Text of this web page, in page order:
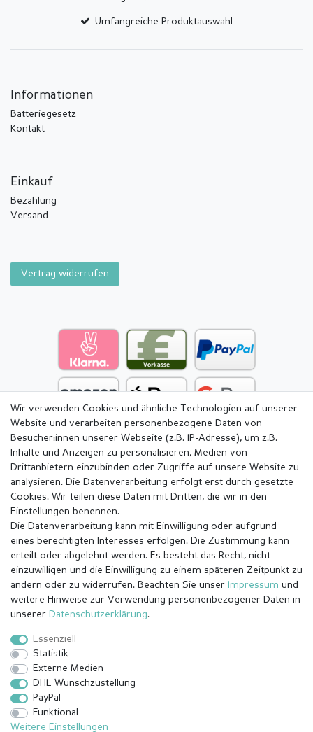
Umfangreiche Produktauswahl
Informationen
Batteriegesetz
Kontakt
Einkauf
Bezahlung
Versand
Vertrag widerrufen
Impressum Daten­schutz­erklärung
Barrierefreiheitserklärung
Wir verwenden Cookies und ähnliche Technologien auf unserer
Website und verarbeiten personenbezogene Daten von
Besucher:innen unserer Webseite (z.B. IP-Adresse), um z.B.
Inhalte und Anzeigen zu personalisieren, Medien von
Drittanbietern einzubinden oder Zugriffe auf unsere Website zu
analysieren. Die Datenverarbeitung erfolgt erst durch gesetzte
Cookies. Wir teilen diese Daten mit Dritten, die wir in den
Einstellungen benennen.
Die Datenverarbeitung kann mit Einwilligung oder aufgrund
eines berechtigten Interesses erfolgen. Die Zustimmung kann
erteilt oder abgelehnt werden. Es besteht das Recht, nicht
einzuwilligen und die Einwilligung zu einem späteren Zeitpunkt zu
ändern oder zu widerrufen. Beachten Sie unser Impressum und
weitere Hinweise zur Verwendung personenbezogener Daten in
unserer Daten­schutz­erklärung.
Essenziell
Statistik
Externe Medien
DHL Wunschzustellung
PayPal
Funktional
Weitere Einstellungen